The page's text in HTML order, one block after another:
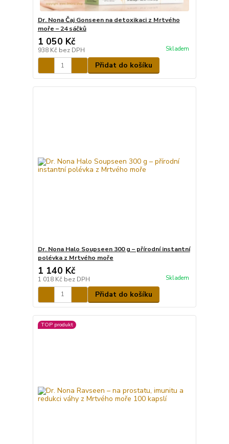
Dr. Nona Čaj Gonseen na detoxikaci z Mrtvého
moře – 24 sáčků
1 050 Kč
938 Kč bez DPH Skladem
Přidat do košíku
Dr. Nona Halo Soupseen 300 g – přírodní instantní
polévka z Mrtvého moře
1 140 Kč
1 018 Kč bez DPH Skladem
Přidat do košíku
TOP produkt